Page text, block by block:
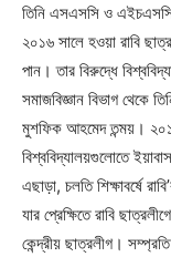
তিনি এসএসসি ও
২০১৬ সালে হওয়া রাবি
পান। তার বিরুদ্ধে
সমাজবিজ্ঞান বিভাগ থেকে
মুশফিক আহমেদ তন্ময়। ২০১৮
বিশ্ববিদ্যালয়গুলোতে
এছাড়া, চলতি শিক্ষাবর্ষে
যার প্রেক্ষিতে রাবি
কেন্দ্রীয় ছাত্রলীগ।